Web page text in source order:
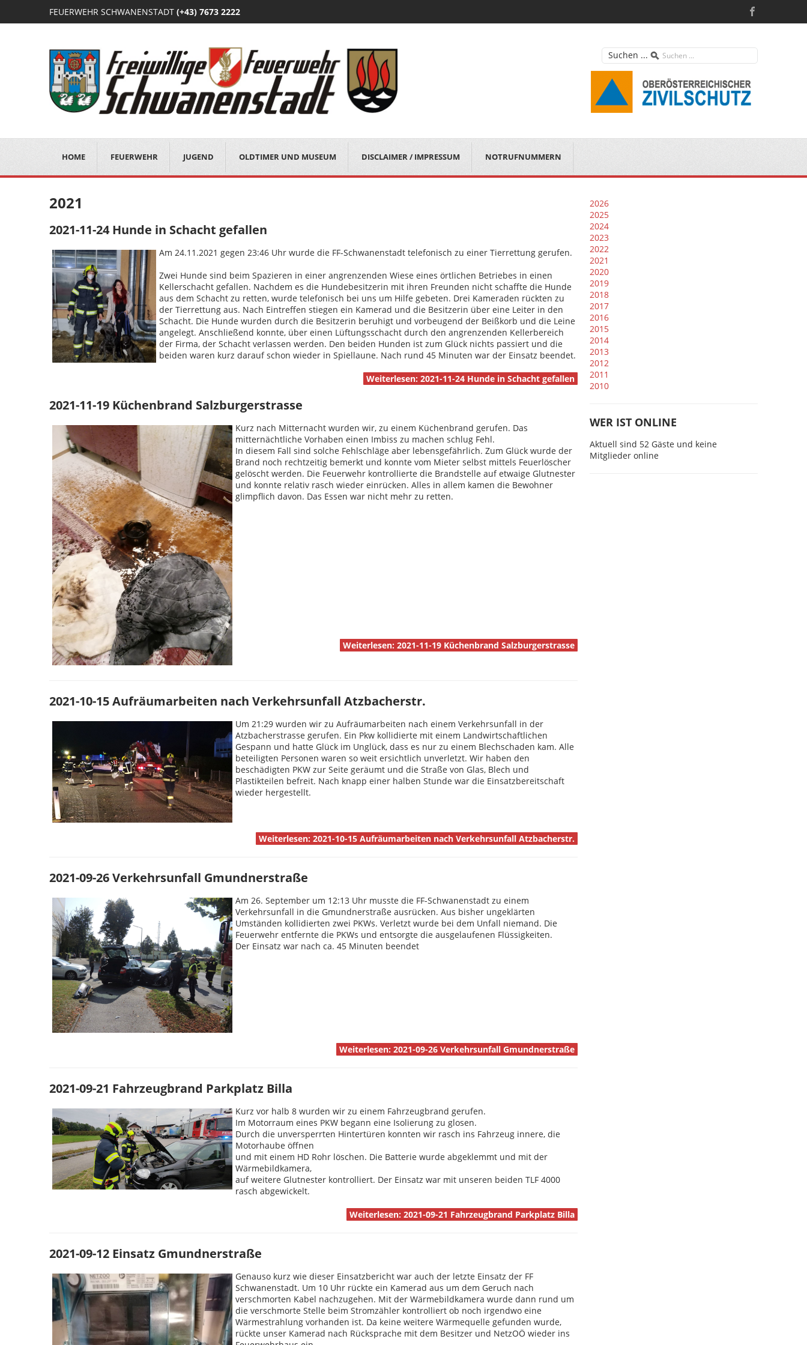
FEUERWEHR SCHWANENSTADT (+43) 7673 2222
Suchen ...
HOME FEUERWEHR JUGEND OLDTIMER UND MUSEUM DISCLAIMER / IMPRESSUM NOTRUFNUMMERN
2021
2021-11-24 Hunde in Schacht gefallen
Am 24.11.2021 gegen 23:46 Uhr wurde die FF-Schwanenstadt telefonisch zu einer Tierrettung gerufen.
Zwei Hunde sind beim Spazieren in einer angrenzenden Wiese eines örtlichen Betriebes in einen
Kellerschacht gefallen. Nachdem es die Hundebesitzerin mit ihren Freunden nicht schaffte die Hunde
aus dem Schacht zu retten, wurde telefonisch bei uns um Hilfe gebeten. Drei Kameraden rückten zu
der Tierrettung aus. Nach Eintreffen stiegen ein Kamerad und die Besitzerin über eine Leiter in den
Schacht. Die Hunde wurden durch die Besitzerin beruhigt und vorbeugend der Beißkorb und die Leine
angelegt. Anschließend konnte, über einen Lüftungsschacht durch den angrenzenden Kellerbereich
der Firma, der Schacht verlassen werden. Den beiden Hunden ist zum Glück nichts passiert und die
beiden waren kurz darauf schon wieder in Spiellaune. Nach rund 45 Minuten war der Einsatz beendet.
Weiterlesen: 2021-11-24 Hunde in Schacht gefallen
2021-11-19 Küchenbrand Salzburgerstrasse
Kurz nach Mitternacht wurden wir, zu einem Küchenbrand gerufen. Das
mitternächtliche Vorhaben einen Imbiss zu machen schlug Fehl.
In diesem Fall sind solche Fehlschläge aber lebensgefährlich. Zum Glück wurde der
Brand noch rechtzeitig bemerkt und konnte vom Mieter selbst mittels Feuerlöscher
gelöscht werden. Die Feuerwehr kontrollierte die Brandstelle auf etwaige Glutnester
und konnte relativ rasch wieder einrücken. Alles in allem kamen die Bewohner
glimpflich davon. Das Essen war nicht mehr zu retten.
Weiterlesen: 2021-11-19 Küchenbrand Salzburgerstrasse
2021-10-15 Aufräumarbeiten nach Verkehrsunfall Atzbacherstr.
Um 21:29 wurden wir zu Aufräumarbeiten nach einem Verkehrsunfall in der
Atzbacherstrasse gerufen. Ein Pkw kollidierte mit einem Landwirtschaftlichen
Gespann und hatte Glück im Unglück, dass es nur zu einem Blechschaden kam. Alle
beteiligten Personen waren so weit ersichtlich unverletzt. Wir haben den
beschädigten PKW zur Seite geräumt und die Straße von Glas, Blech und
Plastikteilen befreit. Nach knapp einer halben Stunde war die Einsatzbereitschaft
wieder hergestellt.
Weiterlesen: 2021-10-15 Aufräumarbeiten nach Verkehrsunfall Atzbacherstr.
2021-09-26 Verkehrsunfall Gmundnerstraße
Am 26. September um 12:13 Uhr musste die FF-Schwanenstadt zu einem
Verkehrsunfall in die Gmundnerstraße ausrücken. Aus bisher ungeklärten
Umständen kollidierten zwei PKWs. Verletzt wurde bei dem Unfall niemand. Die
Feuerwehr entfernte die PKWs und entsorgte die ausgelaufenen Flüssigkeiten.
Der Einsatz war nach ca. 45 Minuten beendet
Weiterlesen: 2021-09-26 Verkehrsunfall Gmundnerstraße
2021-09-21 Fahrzeugbrand Parkplatz Billa
Kurz vor halb 8 wurden wir zu einem Fahrzeugbrand gerufen.
Im Motorraum eines PKW begann eine Isolierung zu glosen.
Durch die unversperrten Hintertüren konnten wir rasch ins Fahrzeug innere, die
Motorhaube öffnen
und mit einem HD Rohr löschen. Die Batterie wurde abgeklemmt und mit der
Wärmebildkamera,
auf weitere Glutnester kontrolliert. Der Einsatz war mit unseren beiden TLF 4000
rasch abgewickelt.
Weiterlesen: 2021-09-21 Fahrzeugbrand Parkplatz Billa
2021-09-12 Einsatz Gmundnerstraße
Genauso kurz wie dieser Einsatzbericht war auch der letzte Einsatz der FF
Schwanenstadt. Um 10 Uhr rückte ein Kamerad aus um dem Geruch nach
verschmorten Kabel nachzugehen. Mit der Wärmebildkamera wurde dann rund um
die verschmorte Stelle beim Stromzähler kontrolliert ob noch irgendwo eine
Wärmestrahlung vorhanden ist. Da keine weitere Wärmequelle gefunden wurde,
rückte unser Kamerad nach Rücksprache mit dem Besitzer und NetzOÖ wieder ins
2026
2025
2024
2023
2022
2021
2020
2019
2018
2017
2016
2015
2014
2013
2012
2011
2010
WER IST ONLINE
Aktuell sind 52 Gäste und keine
Mitglieder online